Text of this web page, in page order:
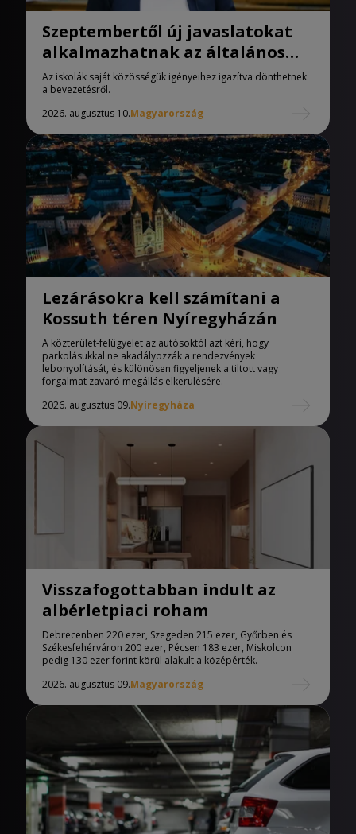
Szeptembertől új javaslatokat
alkalmazhatnak az általános
iskolák
Az iskolák saját közösségük igényeihez igazítva dönthetnek
a bevezetésről.
2026. augusztus 10.Magyarország
Lezárásokra kell számítani a
Kossuth téren Nyíregyházán
A közterület-felügyelet az autósoktól azt kéri, hogy
parkolásukkal ne akadályozzák a rendezvények
lebonyolítását, és különösen figyeljenek a tiltott vagy
forgalmat zavaró megállás elkerülésére.
2026. augusztus 09.Nyíregyháza
Visszafogottabban indult az
albérletpiaci roham
Debrecenben 220 ezer, Szegeden 215 ezer, Győrben és
Székesfehérváron 200 ezer, Pécsen 183 ezer, Miskolcon
pedig 130 ezer forint körül alakult a középérték.
2026. augusztus 09.Magyarország